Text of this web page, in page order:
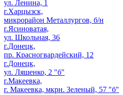
ул. Ленина, 1
г.Харцызск,
микрорайон Металлургов, б/н
г.Ясиноватая,
ул. Школьная, 36
г.Донецк,
пр. Красногвардейский, 12
г.Донецк,
ул. Ляшенко, 2 "б"
г.Макеевка,
г. Макеевка, мкрн. Зеленый, 57 "б"